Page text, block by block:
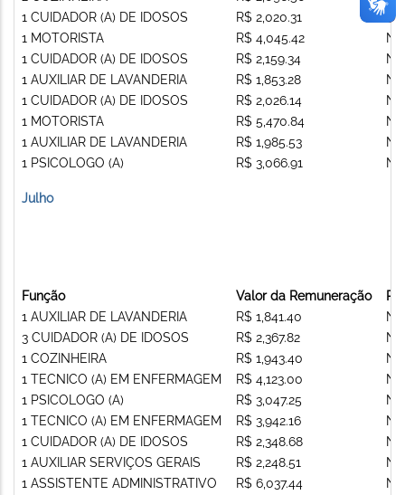
1 CUIDADOR (A) DE IDOSOS
1 MOTORISTA
1 CUIDADOR (A) DE IDOSOS
1 AUXILIAR DE LAVANDERIA
1 CUIDADOR (A) DE IDOSOS
1 MOTORISTA
1 AUXILIAR DE LAVANDERIA
1 PSICOLOGO (A)
R$ 2,020.31
R$ 4,045.42
R$ 2,159.34
R$ 1,853.28
R$ 2,026.14
R$ 5,470.84
R$ 1,985.53
R$ 3,066.91
Julho
Função
1 AUXILIAR DE LAVANDERIA
3 CUIDADOR (A) DE IDOSOS
1 COZINHEIRA
1 TECNICO (A) EM ENFERMAGEM
1 PSICOLOGO (A)
1 TECNICO (A) EM ENFERMAGEM
1 CUIDADOR (A) DE IDOSOS
1 AUXILIAR SERVIÇOS GERAIS
1 ASSISTENTE ADMINISTRATIVO
Valor da Remuneração
R$ 1,841.40
R$ 2,367.82
R$ 1,943.40
R$ 4,123.00
R$ 3,047.25
R$ 3,942.16
R$ 2,348.68
R$ 2,248.51
R$ 6,037.44